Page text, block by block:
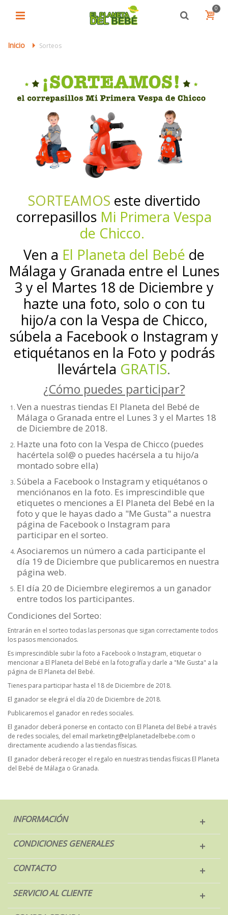
0
Inicio > Sorteos
SORTEAMOS este divertido
correpasillos Mi Primera Vespa
de Chicco.
Ven a El Planeta del Bebé de
Málaga y Granada entre el Lunes
3 y el Martes 18 de Diciembre y
hazte una foto, solo o con tu
hijo/a con la Vespa de Chicco,
súbela a Facebook o Instagram y
etiquétanos en la Foto y podrás
llevártela GRATIS.
¿Cómo puedes participar?
Ven a nuestras tiendas El Planeta del Bebé de
Málaga o Granada entre el Lunes 3 y el Martes 18
de Diciembre de 2018.
Hazte una foto con la Vespa de Chicco (puedes
hacértela sol@ o puedes hacérsela a tu hijo/a
montado sobre ella)
Súbela a Facebook o Instagram y etiquétanos o
menciónanos en la foto. Es imprescindible que
etiquetes o menciones a El Planeta del Bebé en la
foto y que le hayas dado a "Me Gusta" a nuestra
página de Facebook o Instagram para
participar en el sorteo.
Asociaremos un número a cada participante el
día 19 de Diciembre que publicaremos en nuestra
página web.
El día 20 de Diciembre elegiremos a un ganador
entre todos los participantes.
Condiciones del Sorteo:
Entrarán en el sorteo todas las personas que sigan correctamente todos
los pasos mencionados.
Es imprescindible subir la foto a Facebook o Instagram, etiquetar o
mencionar a El Planeta del Bebé en la fotografía y darle a "Me Gusta" a la
página de El Planeta del Bebé.
Tienes para participar hasta el 18 de Diciembre de 2018.
El ganador se elegirá el día 20 de Diciembre de 2018.
Publicaremos el ganador en redes sociales.
El ganador deberá ponerse en contacto con El Planeta del Bebé a través
de redes sociales, del email marketing@elplanetadelbebe.com o
directamente acudiendo a las tiendas físicas.
El ganador deberá recoger el regalo en nuestras tiendas físicas El Planeta
del Bebé de Málaga o Granada.
INFORMACIÓN
CONDICIONES GENERALES
CONTACTO
SERVICIO AL CLIENTE